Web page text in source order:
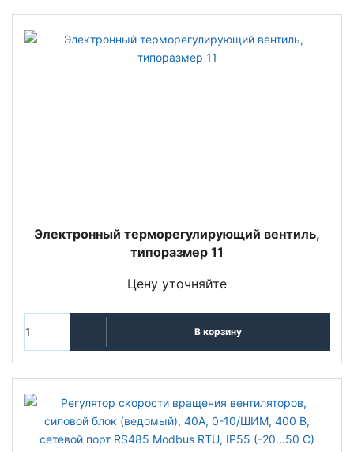
Электронный терморегулирующий вентиль,
типоразмер 11
Цену уточняйте
В корзину